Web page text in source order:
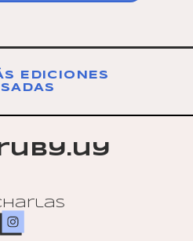
EDICIONES